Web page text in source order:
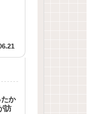
か
訪